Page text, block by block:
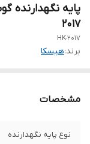
2017
HK-2017
برند:هیسکا
مشخصات
نوع پایه نگهدارنده